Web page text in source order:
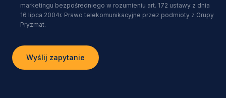
marketingu bezpośredniego w rozumieniu art. 172 ustawy z dnia
16 lipca 2004r. Prawo telekomunikacyjne przez podmioty z Grupy
Pryzmat.
Wyślij zapytanie